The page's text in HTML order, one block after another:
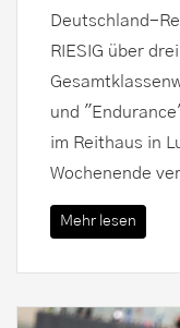
Deutschland-
RIESIG über
und
im Reithaus in
Wochenende
Mehr lesen